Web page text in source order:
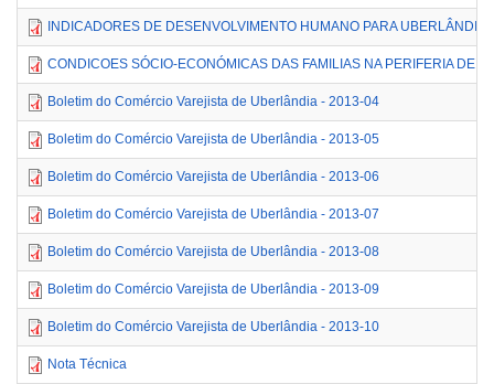
INDICADORES DE DESENVOLVIMENTO HUMANO PARA
CONDICOES SÓCIO-ECONÓMICAS DAS FAMILIAS NA PERIFERIA DE
Boletim do Comércio Varejista de Uberlândia - 2013-04
Boletim do Comércio Varejista de Uberlândia - 2013-05
Boletim do Comércio Varejista de Uberlândia - 2013-06
Boletim do Comércio Varejista de Uberlândia - 2013-07
Boletim do Comércio Varejista de Uberlândia - 2013-08
Boletim do Comércio Varejista de Uberlândia - 2013-09
Boletim do Comércio Varejista de Uberlândia - 2013-10
Nota Técnica